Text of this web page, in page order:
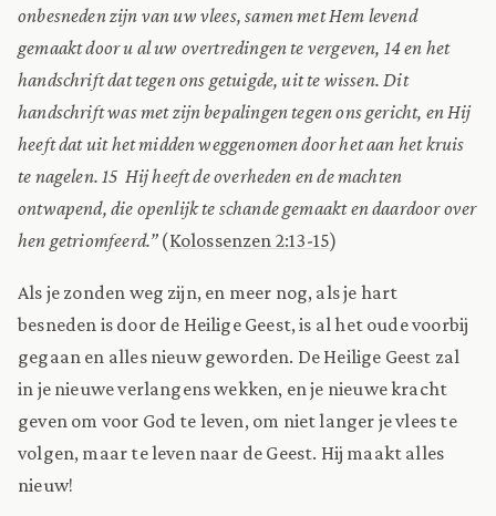
onbesneden zijn van uw vlees, samen met Hem levend
gemaakt door u al uw overtredingen te vergeven, 14 en het
handschrift dat tegen ons getuigde, uit te wissen. Dit
handschrift was met zijn bepalingen tegen ons gericht, en Hij
heeft dat uit het midden weggenomen door het aan het kruis
te nagelen. 15 Hij heeft de overheden en de machten
ontwapend, die openlijk te schande gemaakt en daardoor over
hen getriomfeerd.”(Kolossenzen 2:13-15)
Als je zonden weg zijn, en meer nog, als je hart
besneden is door de Heilige Geest, is al het oude voorbij
gegaan en alles nieuw geworden. De Heilige Geest zal
in je nieuwe verlangens wekken, en je nieuwe kracht
geven om voor God te leven, om niet langer je vlees te
volgen, maar te leven naar de Geest. Hij maakt alles
nieuw!